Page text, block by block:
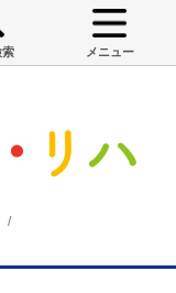
メニュー